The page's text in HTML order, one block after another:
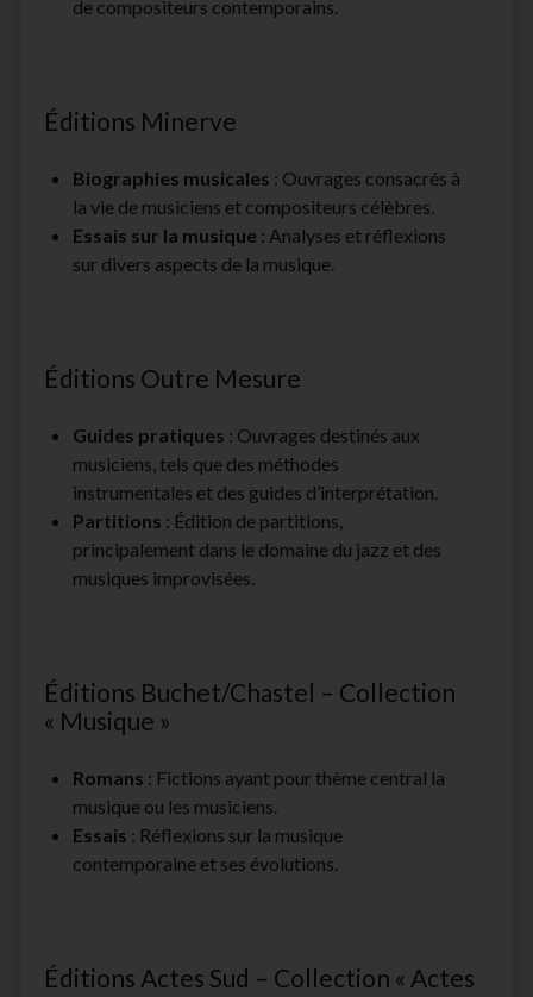
de compositeurs contemporains.
Éditions Minerve
Biographies musicales : Ouvrages consacrés à
la vie de musiciens et compositeurs célèbres.
Essais sur la musique : Analyses et réflexions
sur divers aspects de la musique.
Éditions Outre Mesure
Guides pratiques : Ouvrages destinés aux
musiciens, tels que des méthodes
instrumentales et des guides d’interprétation.
Partitions : Édition de partitions,
principalement dans le domaine du jazz et des
musiques improvisées.
Éditions Buchet/Chastel – Collection
« Musique »
Romans : Fictions ayant pour thème central la
musique ou les musiciens.
Essais : Réflexions sur la musique
contemporaine et ses évolutions.
Éditions Actes Sud – Collection « Actes